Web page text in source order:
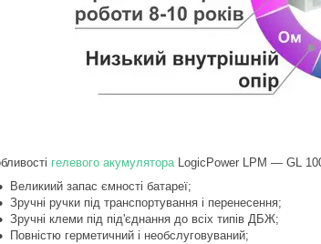
гелевого акумулятораLogicPower LPM ― GL
Великиий запас ємності батареї;
Зручні ручки під транспортування і перенесення;
Зручні клеми під під'єднання до всіх типів ДБЖ;
Повністю герметичний і необслуговуваний;